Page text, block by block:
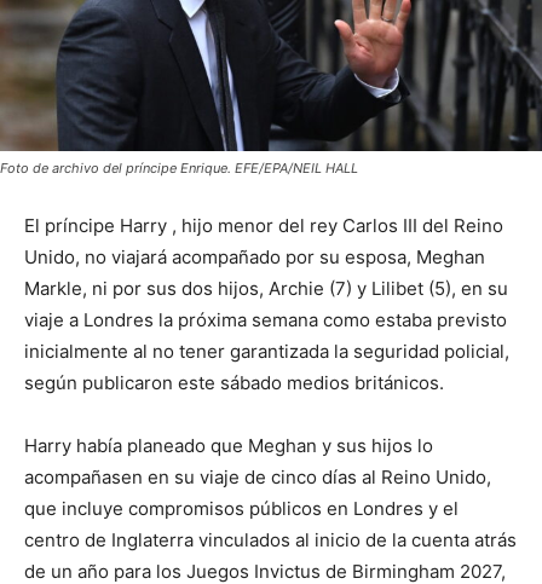
Foto de archivo del príncipe Enrique. EFE/EPA/NEIL HALL
El príncipe Harry , hijo menor del rey Carlos III del Reino
Unido, no viajará acompañado por su esposa, Meghan
Markle, ni por sus dos hijos, Archie (7) y Lilibet (5), en su
viaje a Londres la próxima semana como estaba previsto
inicialmente al no tener garantizada la seguridad policial,
según publicaron este sábado medios británicos.
Harry había planeado que Meghan y sus hijos lo
acompañasen en su viaje de cinco días al Reino Unido,
que incluye compromisos públicos en Londres y el
centro de Inglaterra vinculados al inicio de la cuenta atrás
de un año para los Juegos Invictus de Birmingham 2027,